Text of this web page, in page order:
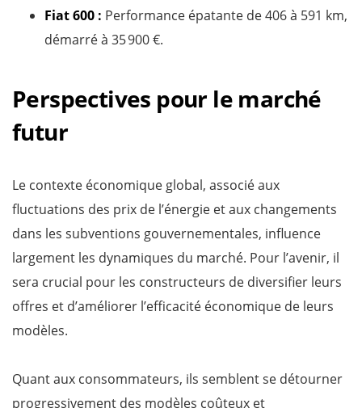
Fiat 600 : Performance épatante de 406 à 591 km,
démarré à 35 900 €.
Perspectives pour le marché
futur
Le contexte économique global, associé aux
fluctuations des prix de l’énergie et aux changements
dans les subventions gouvernementales, influence
largement les dynamiques du marché. Pour l’avenir, il
sera crucial pour les constructeurs de diversifier leurs
offres et d’améliorer l’efficacité économique de leurs
modèles.
Quant aux consommateurs, ils semblent se détourner
progressivement des modèles coûteux et